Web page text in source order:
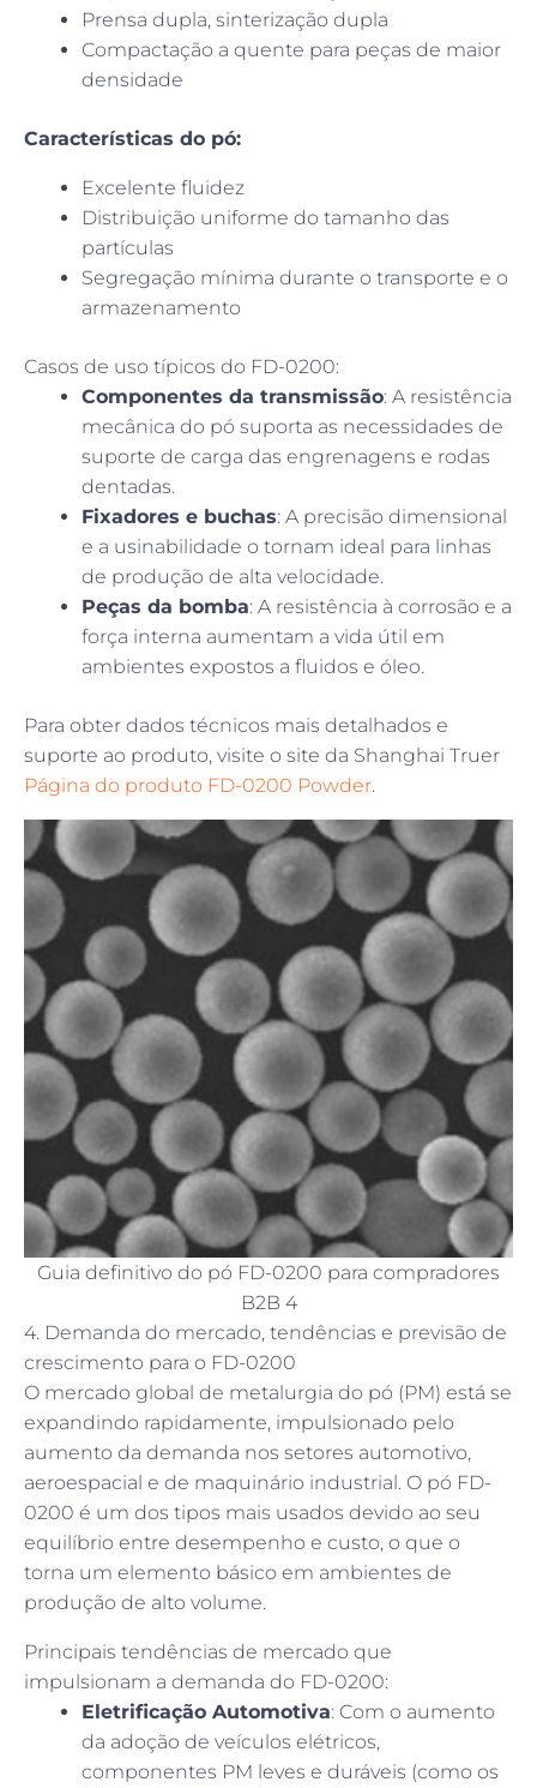
Prensa dupla, sinterização dupla
Compactação a quente para peças de maior
densidade
Características do pó:
Excelente fluidez
Distribuição uniforme do tamanho das
partículas
Segregação mínima durante o transporte e o
armazenamento
Casos de uso típicos do FD-0200:
Componentes da transmissão: A resistência
mecânica do pó suporta as necessidades de
suporte de carga das engrenagens e rodas
dentadas.
Fixadores e buchas: A precisão dimensional
e a usinabilidade o tornam ideal para linhas
de produção de alta velocidade.
Peças da bomba: A resistência à corrosão e a
força interna aumentam a vida útil em
ambientes expostos a fluidos e óleo.
Para obter dados técnicos mais detalhados e
suporte ao produto, visite o site da Shanghai Truer
Página do produto FD-0200 Powder.
Guia definitivo do pó FD-0200 para compradores
B2B 4
4. Demanda do mercado, tendências e previsão de
crescimento para o FD-0200
O mercado global de metalurgia do pó (PM) está se
expandindo rapidamente, impulsionado pelo
aumento da demanda nos setores automotivo,
aeroespacial e de maquinário industrial. O pó FD-
0200 é um dos tipos mais usados devido ao seu
equilíbrio entre desempenho e custo, o que o
torna um elemento básico em ambientes de
produção de alto volume.
Principais tendências de mercado que
impulsionam a demanda do FD-0200:
Eletrificação Automotiva: Com o aumento
da adoção de veículos elétricos,
componentes PM leves e duráveis (como os